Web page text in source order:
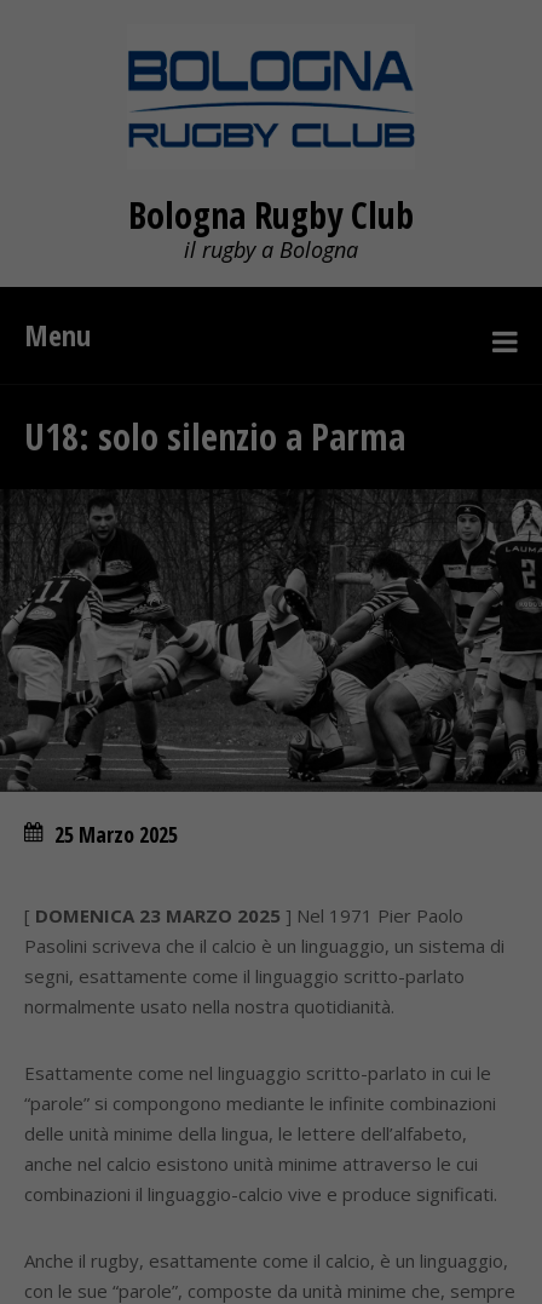
Bologna Rugby Club
il rugby a Bologna
Menu
U18: solo silenzio a Parma
25 Marzo 2025
[ DOMENICA 23 MARZO 2025 ] Nel 1971 Pier Paolo
Pasolini scriveva che il calcio è un linguaggio, un sistema di
segni, esattamente come il linguaggio scritto-parlato
normalmente usato nella nostra quotidianità.
Esattamente come nel linguaggio scritto-parlato in cui le
“parole” si compongono mediante le infinite combinazioni
delle unità minime della lingua, le lettere dell’alfabeto,
anche nel calcio esistono unità minime attraverso le cui
combinazioni il linguaggio-calcio vive e produce significati.
Anche il rugby, esattamente come il calcio, è un linguaggio,
con le sue “parole”, composte da unità minime che, sempre